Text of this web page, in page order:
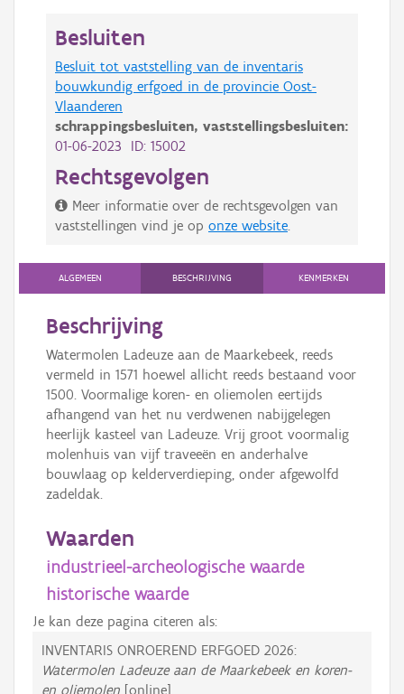
Besluiten
Besluit tot vaststelling van de inventaris
bouwkundig erfgoed in de provincie Oost-
Vlaanderen
schrappingsbesluiten, vaststellingsbesluiten:
01-06-2023 ID: 15002
Rechtsgevolgen
Meer informatie over de rechtsgevolgen van
vaststellingen vind je op onze website
ALGEMEEN BESCHRIJVING KENMERKEN
Beschrijving
Watermolen Ladeuze aan de Maarkebeek, reeds
vermeld in 1571 hoewel allicht reeds bestaand voor
1500. Voormalige koren- en oliemolen eertijds
afhangend van het nu verdwenen nabijgelegen
heerlijk kasteel van Ladeuze. Vrij groot voormalig
molenhuis van vijf traveeën en anderhalve
bouwlaag op kelderverdieping, onder afgewolfd
zadeldak.
Waarden
industrieel-archeologische waarde
historische waarde
Je kan deze pagina citeren als:
INVENTARIS ONROEREND ERFGOED 2026:
Watermolen Ladeuze aan de Maarkebeek en koren-
en oliemolen [online],